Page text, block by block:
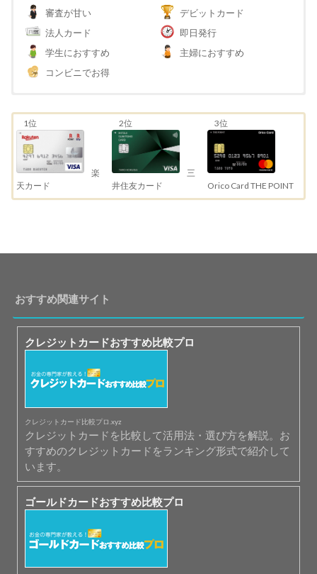
審査が甘い
デビットカード
法人カード
即日発行
学生におすすめ
主婦におすすめ
コンビニでお得
1位
楽
天カード
2位
三
井住友カード
3位
Orico Card THE POINT
おすすめ関連サイト
クレジットカードおすすめ比較プロ
クレジットカード比較プロ.xyz
クレジットカードを比較して活用法・選び方を解説。お
すすめのクレジットカードをランキング形式で紹介して
います。
ゴールドカードおすすめ比較プロ